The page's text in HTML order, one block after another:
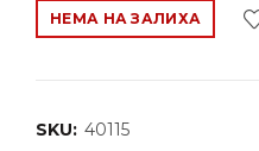
НЕМА НА ЗАЛИХА
SKU: 40115